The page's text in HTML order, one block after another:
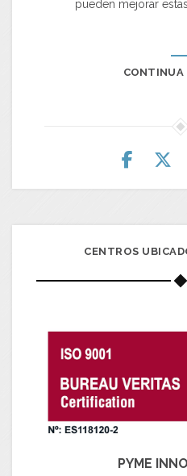
pueden mejorar
CONTINUA
CENTROS
PYME